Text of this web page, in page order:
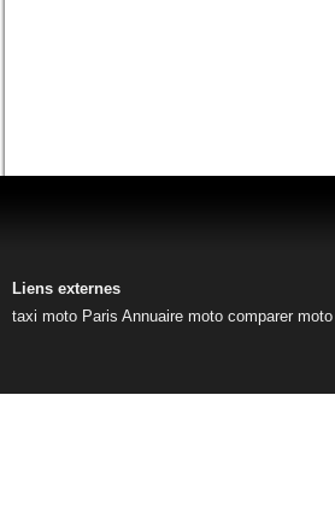
Liens externes
taxi moto Paris Annuaire moto comparer moto